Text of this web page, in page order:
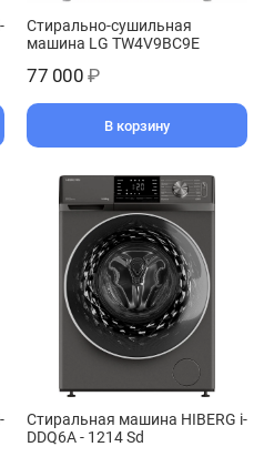
Стирально-сушильная
машина LG TW4V9BC9E
77 000 ₽
В корзину
Стиральная машина HIBERG i-
DDQ6A - 1214 Sd